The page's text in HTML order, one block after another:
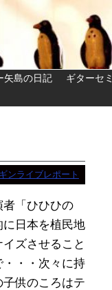
矢島の日記 ギターセ
ンライブレポート
「ひひひの
日本を植民地
ズさせること
・・次々に持
供のころはテ